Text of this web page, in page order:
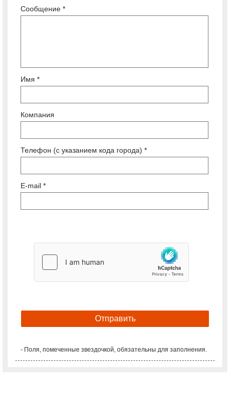
Сообщение *
Имя *
Компания
Телефон (с указанием кода города) *
E-mail *
- Поля, помеченные звездочкой, обязательны для заполнения.